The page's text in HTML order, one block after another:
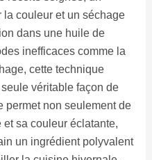
la couleur et un séchage
dans une huile de
inefficaces comme la
cette technique
véritable façon de
permet non seulement de
sa couleur éclatante,
un ingrédient polyvalent